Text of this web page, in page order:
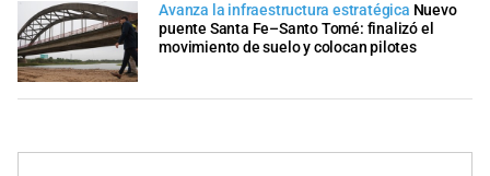
Avanza la infraestructura estratégica Nuevo
puente Santa Fe–Santo Tomé: finalizó el
movimiento de suelo y colocan pilotes